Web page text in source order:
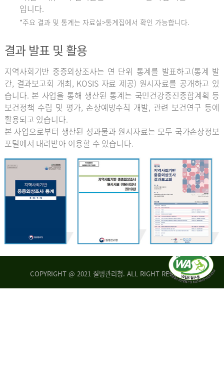
입니다.
*주요 결과 및 통계는 자료실>통계집에서 확인 가능합니다.
결과 발표 및 활용
지역사회기반 중증외상조사는 연 단위 통계를 발표하고(통계 발
간, 결과보고회 개최, KOSIS 자료 제공) 원시자료를 공개하고 있
습니다. 본 사업을 통해 생산된 통계는 국민건강증진종합계획 등
보건정책 수립 및 평가, 손상예방수칙 개발, 관련 보건연구 등에
활용되고 있습니다.
본 사업으로부터 생산된 성과물과 원시자료는 모두 국가손상정보
포털에서 내려받아 이용할 수 있습니다.
COPYRIGHT @ 2021 질병관리청. ALL RIGHT RESERVED